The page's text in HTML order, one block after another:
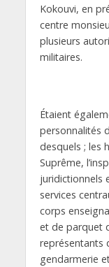
Kokouvi, en
centre
plusieurs
militaires.
Étaient
personnalités
desquels ; les
Suprême,
juridictionnels
services
corps
et de parquet
représentants
gendarmerie